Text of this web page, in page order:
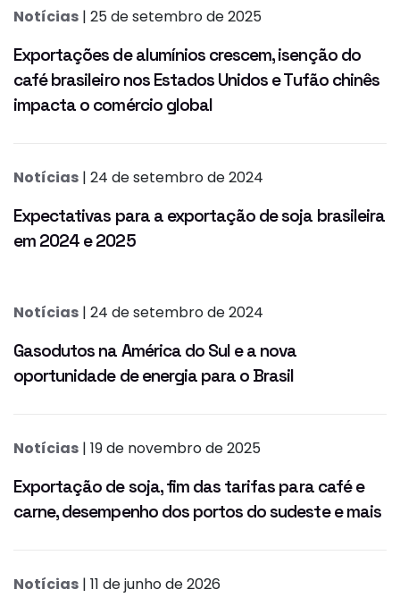
Notícias | 25 de setembro de 2025
Exportações de alumínios crescem, isenção do
café brasileiro nos Estados Unidos e Tufão chinês
impacta o comércio global
Notícias | 24 de setembro de 2024
Expectativas para a exportação de soja brasileira
em 2024 e 2025
Notícias | 24 de setembro de 2024
Gasodutos na América do Sul e a nova
oportunidade de energia para o Brasil
Notícias | 19 de novembro de 2025
Exportação de soja, fim das tarifas para café e
carne, desempenho dos portos do sudeste e mais
Notícias | 11 de junho de 2026